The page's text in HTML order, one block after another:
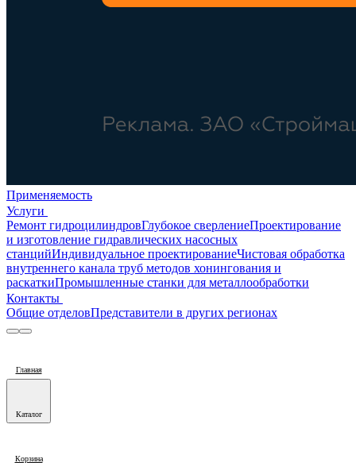
Применяемость
Услуги
Ремонт гидроцилиндровГлубокое сверлениеПроектирование
и изготовление гидравлических насосных
станцийИндивидуальное проектированиеЧистовая обработка
внутреннего канала труб методов хонингования и
раскаткиПромышленные станки для металлообработки
Контакты
Общие отделовПредставители в других регионах
Главная
Каталог
Корзина